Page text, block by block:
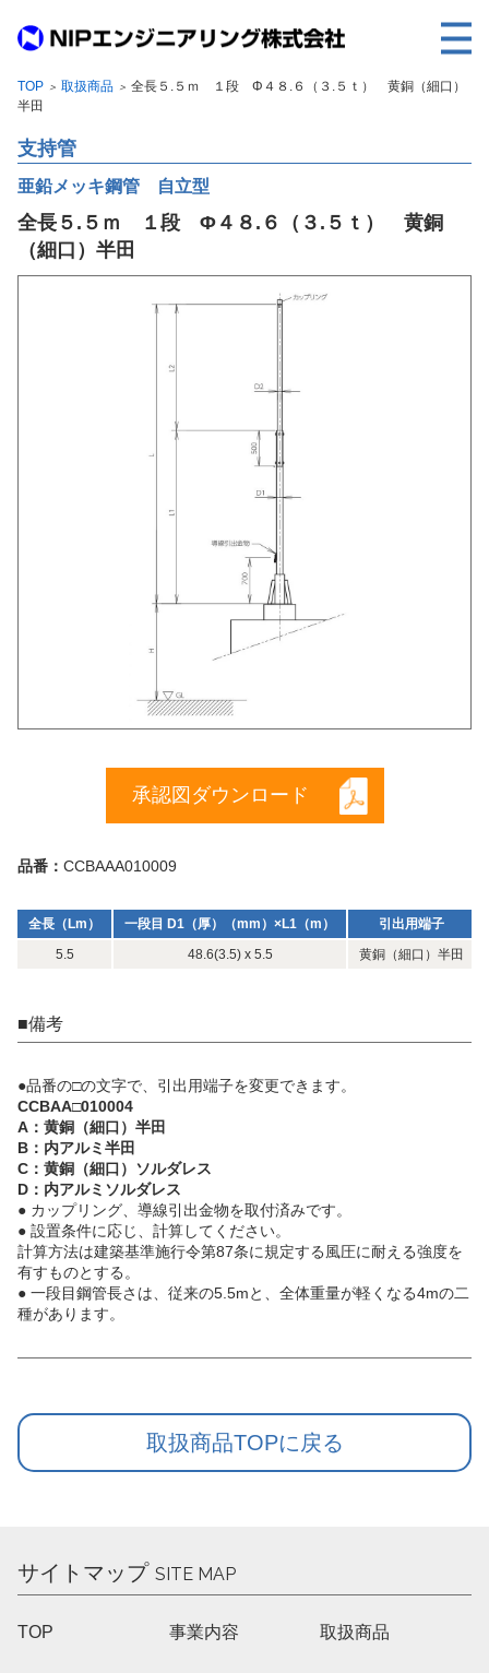
TOP
事業内容
取扱製品
各種実績
会社案内
個人データの共同利用について
TOP ＞ 取扱商品 ＞ 全長５.５ｍ １段 Φ４８.６（３.５ｔ） 黄銅（細口）
半田
支持管
亜鉛メッキ鋼管 自立型
全長５.５ｍ １段 Φ４８.６（３.５ｔ） 黄銅
（細口）半田
承認図ダウンロード
品番： CCBAAA010009
全長（Lm） 一段目 D1（厚）（mm）×L1（m） 引出用端子
5.5
48.6(3.5) x 5.5 黄銅（細口）半田
■備考
●品番の□の文字で、引出用端子を変更できます。
CCBAA□010004
A：黄銅（細口）半田
B：内アルミ半田
C：黄銅（細口）ソルダレス
D：内アルミソルダレス
● カップリング、導線引出金物を取付済みです。
● 設置条件に応じ、計算してください。
計算方法は建築基準施行令第87条に規定する風圧に耐える強度を
有すものとする。
● 一段目鋼管長さは、従来の5.5mと、全体重量が軽くなる4mの二
種があります。
取扱商品TOPに戻る
サイトマップ SITE MAP
TOP 事業内容 取扱商品